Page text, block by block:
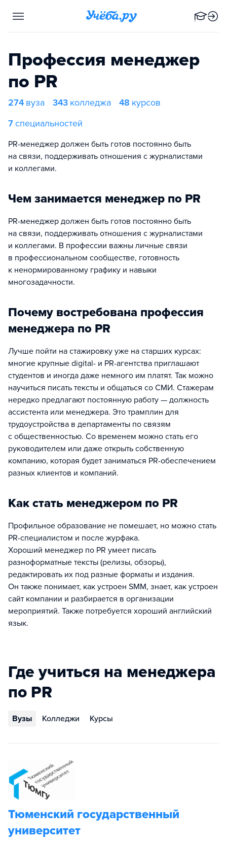
Профессия менеджер
по PR
274 вуза 343 колледжа 48 курсов
7специальностей
PR-менеджер должен быть готов постоянно быть
на связи, поддерживать отношения с журналистами
и коллегами.
Чем занимается менеджер по PR
PR-менеджер должен быть готов постоянно быть
на связи, поддерживать отношения с журналистами
и коллегами. В профессии важны личные связи
в профессиональном сообществе, готовность
к ненормированному графику и навыки
многозадачности.
Почему востребована профессия
менеджера по PR
Лучше пойти на стажировку уже на старших курсах:
многие крупные digital- и PR-агентства приглашают
студентов и иногда даже немного им платят. Так можно
научиться писать тексты и общаться со СМИ. Стажерам
нередко предлагают постоянную работу — должность
ассистента или менеджера. Это трамплин для
трудоустройства в департаменты по связям
с общественностью. Со временем можно стать его
руководителем или даже открыть собственную
компанию, которая будет заниматься PR-обеспечением
разных клиентов и компаний.
Как стать менеджером по PR
Профильное образование не помешает, но можно стать
PR-специалистом и после журфака.
Хороший менеджер по PR умеет писать
разноформатные тексты (релизы, обзоры),
редактировать их под разные форматы и издания.
Он также понимает, как устроен SMM, знает, как устроен
сайт компании и разбирается в организации
мероприятий. Также потребуется хороший английский
язык.
Где учиться на менеджера
по PR
Вузы Колледжи Курсы
Тюменский государственный
университет